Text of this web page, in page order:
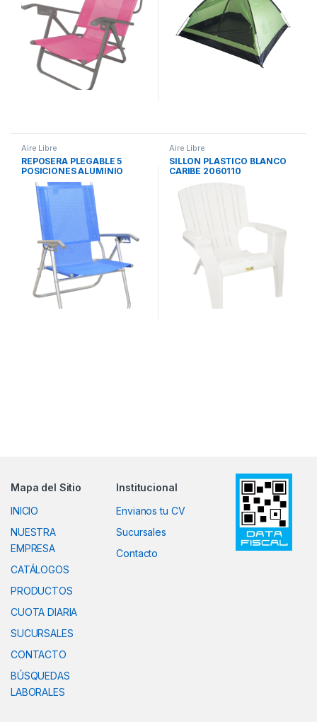
Aire Libre
REPOSERA PLEGABLE 5
POSICIONES ALUMINIO
80017 DESCANSAR
Aire Libre
SILLON PLASTICO BLANCO
CARIBE 2060110
DESCANSAR
Mapa del Sitio
INICIO
NUESTRA
EMPRESA
CATÁLOGOS
PRODUCTOS
CUOTA DIARIA
SUCURSALES
CONTACTO
BÚSQUEDAS
LABORALES
Institucional
Envianos tu CV
Sucursales
Contacto